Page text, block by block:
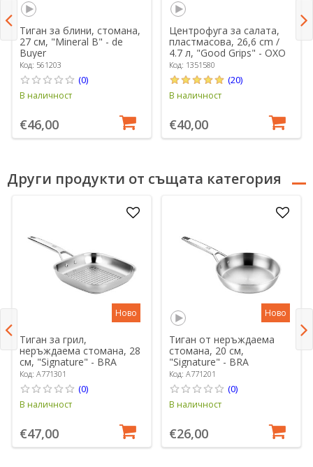
Тиган за блини, стомана,
27 см, "Mineral B" - de
Buyer
Код: 561203
(0)
В наличност
€46,00
Центрофуга за салата,
пластмасова, 26,6 cm /
4.7 л, "Good Grips" - OXO
Код: 1351580
(20)
В наличност
€40,00
Други продукти от същата категория
Ново
Тиган за грил,
неръждаема стомана, 28
см, "Signature" - BRA
Код: A771301
(0)
В наличност
€47,00
Ново
Тиган от неръждаема
стомана, 20 см,
"Signature" - BRA
Код: A771201
(0)
В наличност
€26,00